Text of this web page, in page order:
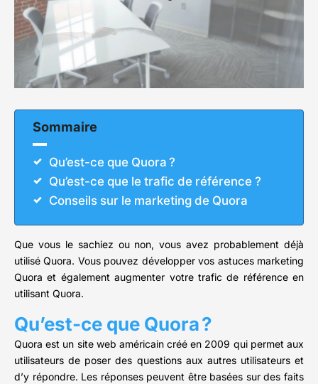
Sommaire
Qu’est-ce que Quora ?
Qu’est-ce que le trafic de référence ?
Conseils sur le marketing de Quora
Que vous le sachiez ou non, vous avez probablement déjà
utilisé Quora. Vous pouvez développer vos astuces marketing
Quora et également augmenter votre trafic de référence en
utilisant Quora.
Qu’est-ce que Quora ?
Quora est un site web américain créé en 2009 qui permet aux
utilisateurs de poser des questions aux autres utilisateurs et
d’y répondre. Les réponses peuvent être basées sur des faits